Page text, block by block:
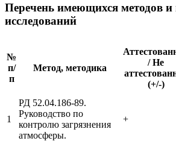
Перечень имеющихся методов и
исследований
№
п/
п
Метод, методика
/ Не
(+/-)
1
РД 52.04.186-89.
Руководство по
контролю загрязнения
атмосферы.
+